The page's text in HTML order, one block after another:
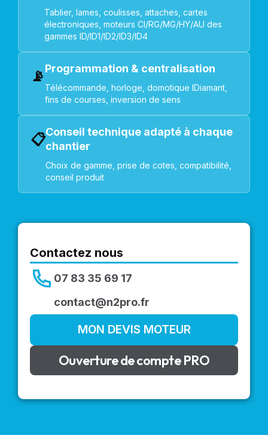
Tablier, lames, coulisses, attaches, cartes
électroniques, moteurs CI/RG/MG/HY/AU des
gammes ID/ID1/ID2/ID3/ID4
📡Programmation & centralisation
Télécommande, horloge, domotique IDiamant,
fins de courses, inversion de sens
📋Conseil technique adapté à chaque
chantier
Choix de gamme, prise de cotes, compatibilité,
conseil produit
Contactez nous
07 83 35 69 17
contact@n2pro.fr
MON DEVIS MOTEUR
Ouverture de compte PRO